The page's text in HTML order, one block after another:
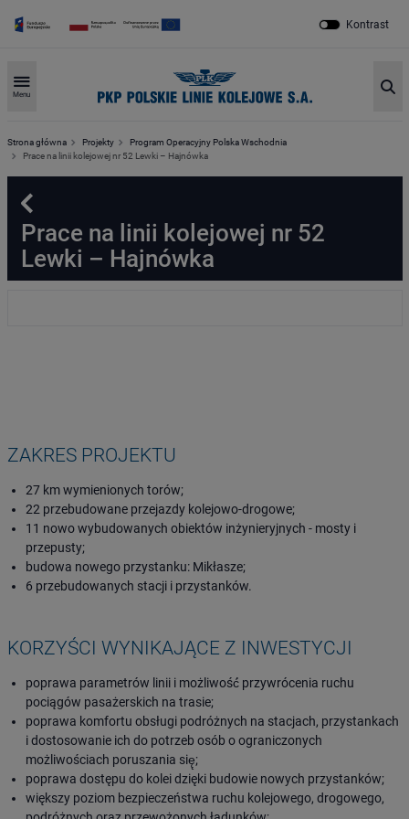
Kontrast
Menu
Strona główna Projekty
Program Operacyjny Polska Wschodnia
Prace na linii kolejowej nr 52 Lewki – Hajnówka
Powrót
Prace na linii kolejowej nr 52
Lewki – Hajnówka
ZAKRES PROJEKTU
27 km wymienionych torów;
22 przebudowane przejazdy kolejowo-drogowe;
11 nowo wybudowanych obiektów inżynieryjnych - mosty i
przepusty;
budowa nowego przystanku: Mikłasze;
6 przebudowanych stacji i przystanków.
KORZYŚCI WYNIKAJĄCE Z INWESTYCJI
poprawa parametrów linii i możliwość́ przywrócenia ruchu
pociągów pasażerskich na trasie;
poprawa komfortu obsługi podróżnych na stacjach, przystankach
i dostosowanie ich do potrzeb osób o ograniczonych
możliwościach poruszania się̨;
poprawa dostępu do kolei dzięki budowie nowych przystanków;
większy poziom bezpieczeństwa ruchu kolejowego, drogowego,